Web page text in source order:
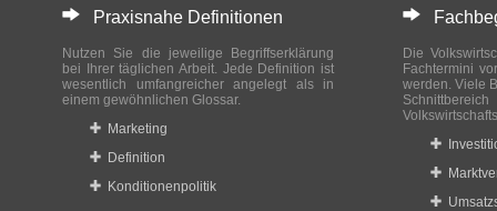
Praxisnahe Definitionen
Nutzen Sie die jeweilige Begriffserklärung
bei Ihrer täglichen Arbeit. Jede Definition ist
wesentlich umfangreicher angelegt als in
einem gewöhnlichen Glossar.
Marketing
Definition
Konditionenpolitik
Die
Fachtermini
werden. Viele